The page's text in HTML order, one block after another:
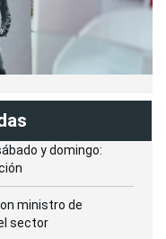
y domingo:
ministro de
sector